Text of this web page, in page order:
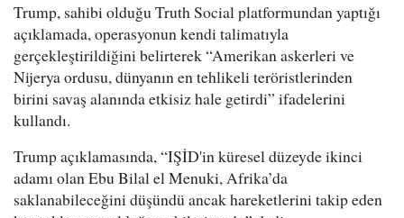
Trump, sahibi olduğu Truth Social platformundan yaptığı
açıklamada, operasyonun kendi talimatıyla
gerçekleştirildiğini belirterek “Amerikan askerleri ve
Nijerya ordusu, dünyanın en tehlikeli teröristlerinden
birini savaş alanında etkisiz hale getirdi” ifadelerini
kullandı.
Trump açıklamasında, “IŞİD'in küresel düzeyde ikinci
adamı olan Ebu Bilal el Menuki, Afrika’da
saklanabileceğini düşündü ancak hareketlerini takip eden